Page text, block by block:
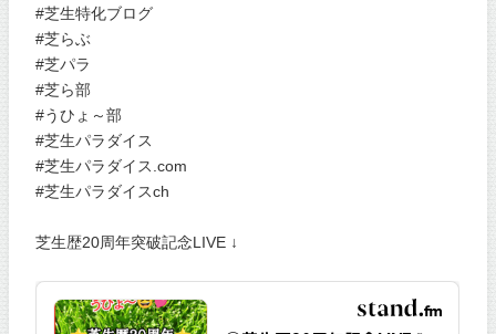
#芝生特化ブログ
#芝らぶ
#芝パラ
#芝ら部
#うひょ～部
#芝生パラダイス
#芝生パラダイス.com
#芝生パラダイスch
芝生歴20周年突破記念LIVE ↓